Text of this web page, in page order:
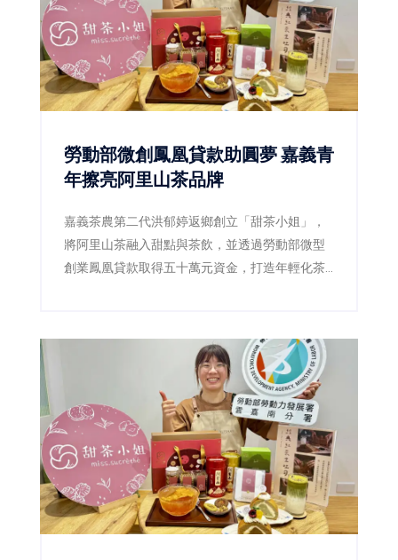
勞動部微創鳳凰貸款助圓夢 嘉義青
年擦亮阿里山茶品牌
嘉義茶農第二代洪郁婷返鄉創立「甜茶小姐」，
將阿里山茶融入甜點與茶飲，並透過勞動部微型
創業鳳凰貸款取得五十萬元資金，打造年輕化茶